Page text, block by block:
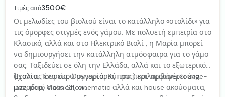
Τιμές από350.0€
Οι μελωδίες του βιολιού είναι το κατάλληλο «στολίδι» για
τις όμορφες στιγμές ενός γάμου. Με πολυετή εμπειρία στο
Κλασικό, αλλά και στο Ηλεκτρικό Βιολί , η Μαρία μπορεί
να δημιουργήσει την κατάλληλη ατμόσφαιρα για το γάμο
σας. Ταξιδεύει σε όλη την Ελλάδα, αλλά και το εξωτερικό
(Ιταλία, Τουρκία, Ουγγαρία, Κύπρος) και προσφέρει ένα
μοναδικό Violin Show.
Έχοντας ένα ευρύ ρεπερτόριο, που περιλαμβάνει lounge-
jazz, pop, classical, cinematic αλλά και house ακούσματα,